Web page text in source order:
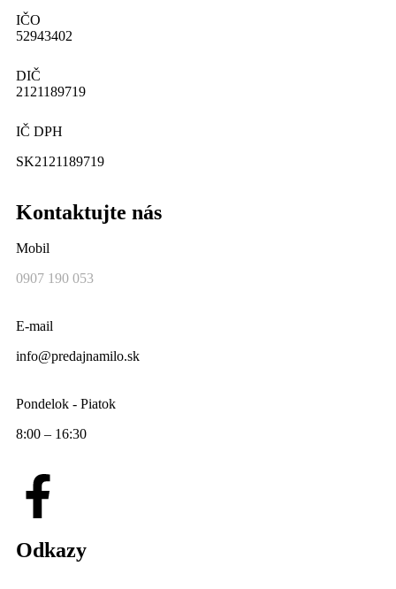
IČO
52943402
DIČ
2121189719
IČ DPH
SK2121189719
Kontaktujte nás
Mobil
0907 190 053
E-mail
info@predajnamilo.sk
Pondelok - Piatok
8:00 – 16:30
Odkazy